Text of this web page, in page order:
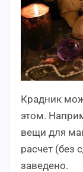
Крадник
этом.
вещи для
расчет (без
заведено.